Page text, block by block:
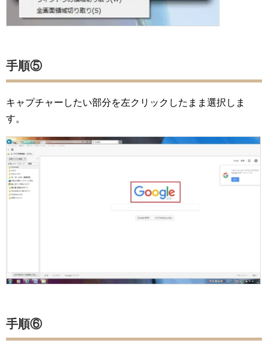
手順⑤
キャプチャーしたい部分を左クリックしたまま選択しま
す。
手順⑥